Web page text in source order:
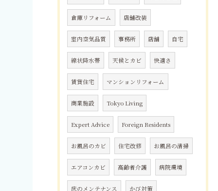
倉庫リフォーム 店舗改装
室内空気品質 事務所 店舗 自宅
線状降水帯 天候とカビ 快適さ
賃貸住宅 マンションリフォーム
商業施設 Tokyo Living
Expert Advice Foreign Residents
お風呂のカビ 住宅改修 お風呂の清掃
エアコンカビ 高齢者介護 病院環境
床のメンテナンス かび対策